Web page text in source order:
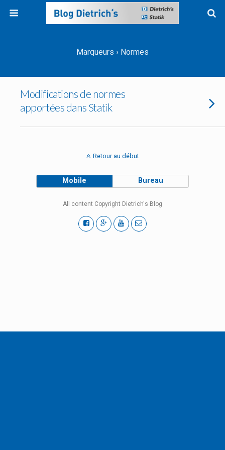
Marqueurs › Normes
Modifications de normes
apportées dans Statik
Retour au début
Mobile Bureau
All content Copyright Dietrich's Blog